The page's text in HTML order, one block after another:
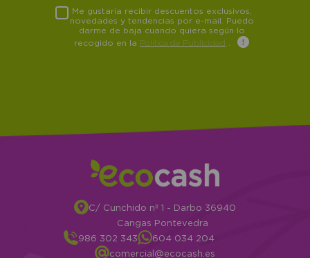
Me gustaría recibir descuentos exclusivos,
novedades y tendencias por e-mail. Puedo
darme de baja cuando quiera según lo
recogido en la Política de Publicidad
C/ Cunchido nº 1 - Darbo 36940
Cangas Pontevedra
986 302 343
604 034 204
comercial@ecocash.es